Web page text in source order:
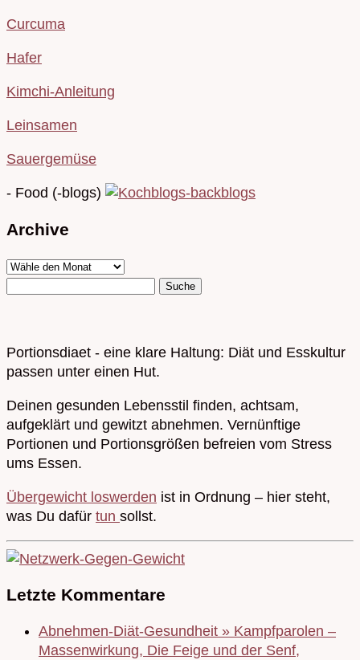
Curcuma
Hafer
Kimchi-Anleitung
Leinsamen
Sauergemüse
- Food (-blogs)
Archive
Portionsdiaet - eine klare Haltung: Diät und Esskultur
passen unter einen Hut.
Deinen gesunden Lebensstil finden, achtsam,
aufgeklärt und gewitzt abnehmen. Vernünftige
Portionen und Portionsgrößen befreien vom Stress
ums Essen.
Übergewicht loswerden ist in Ordnung – hier steht,
was Du dafür tun sollst.
Letzte Kommentare
Abnehmen-Diät-Gesundheit » Kampfparolen –
Massenwirkung, Die Feige und der Senf,